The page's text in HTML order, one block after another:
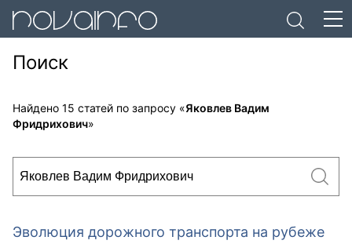
Поиск
Найдено 15 статей по запросу «Яковлев Вадим
Фридрихович»
Эволюция дорожного транспорта на рубеже